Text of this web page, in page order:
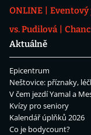
ONLINE
Eventový
vs. Pudilová
Aktuálně
Epicentrum
Neštovice: příznaky,
V čem jezdí Yamal a
Kvízy pro seniory
Kalendář úplňků 2026
Co je bodycount?